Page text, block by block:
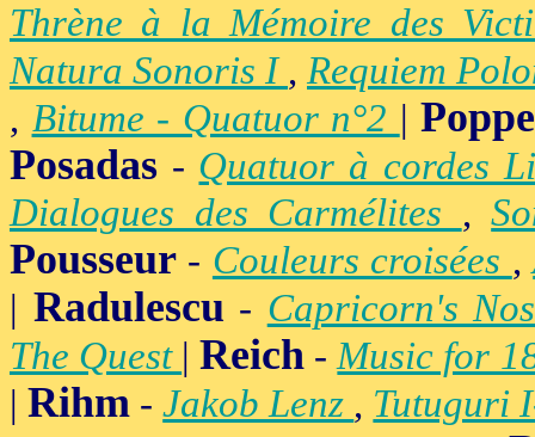
Thrène à la Mémoire des
Natura Sonoris I , Requiem
, Bitume - Quatuor n°2 |Poppe
Posadas - Quatuor à cordes
Dialogues des Carmélites ,
Pousseur - Couleurs croisées ,
| Radulescu - Capricorn's
The Quest |Reich -Music for
|Rihm -Jakob Lenz , Tutuguri